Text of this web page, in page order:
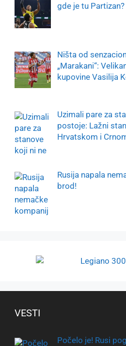
gde je tu Partizan?
Ništa od
„Marakani“:
kupovine Vasilija
Uzimali pare za
postoje: Lažni
Hrvatskom i
Rusija napala
brod!
VESTI
Počelo je! Rusi